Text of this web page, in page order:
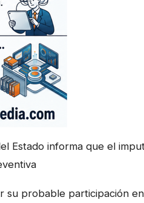
Estado informa que el
su probable participación